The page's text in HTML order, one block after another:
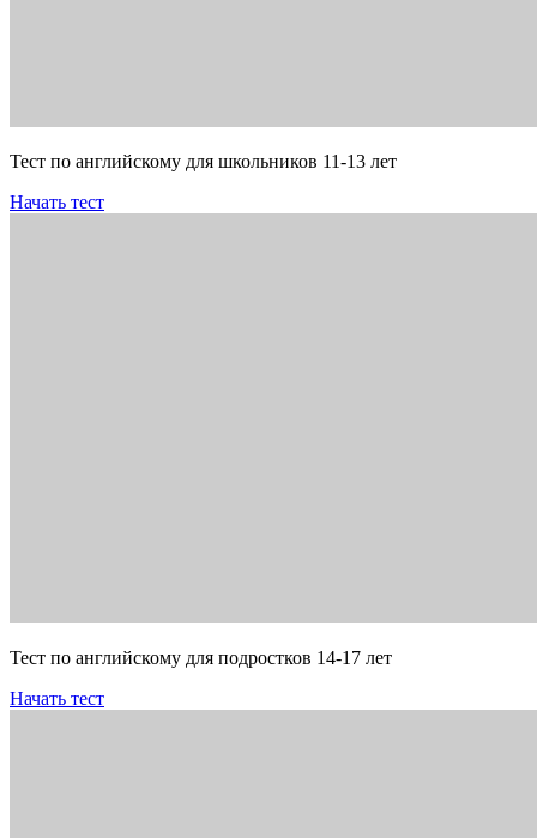
Тест по английскому для школьников 11-13 лет
Начать тест
Тест по английскому для подростков 14-17 лет
Начать тест